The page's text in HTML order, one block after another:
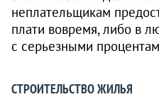
неплательщикам
плати вовремя, либо в
с серьезными
СТРОИТЕЛЬСТВО ЖИЛЬЯ